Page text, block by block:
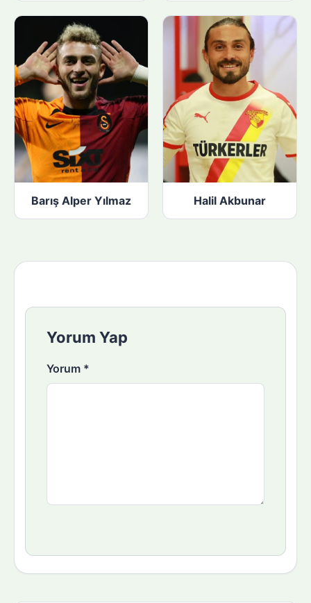
Barış Alper Yılmaz Halil Akbunar
Yorum Yap
Yorum *